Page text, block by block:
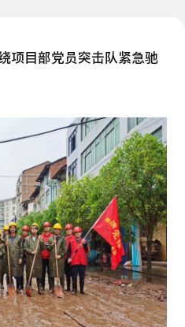
项目部党员突击队紧急驰